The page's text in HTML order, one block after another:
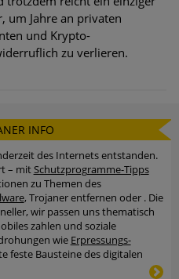
um Jahre an privaten
und Krypto-
zu verlieren.
INFO
des Internets entstanden.
– mitSchutzprogramme-Tipps
zu Themen des
, Trojaner entfernen oder . Die
wir passen uns thematisch
zahlen und soziale
wie Erpressungs-
feste Bausteine des digitalen